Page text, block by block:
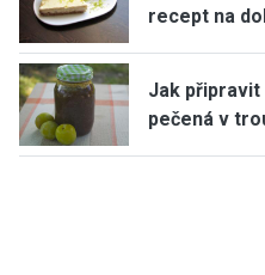
recept na
Jak
pečená v